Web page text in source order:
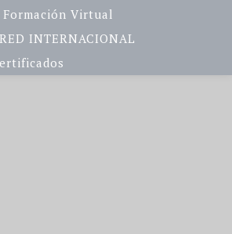
Formación Virtual
RED INTERNACIONAL